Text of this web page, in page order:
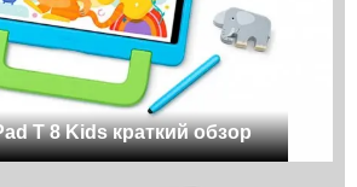
T 8 Kids краткий обзор